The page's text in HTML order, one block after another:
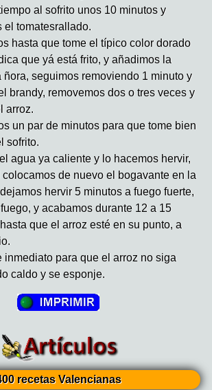
al sofrito unos 10 minutos y
el tomatesrallado.
hasta que tome el típico color dorado
que yá está frito, y añadimos la
ñora, seguimos removiendo 1 minuto y
brandy, removemos dos o tres veces y
arroz.
un par de minutos para que tome bien
sofrito.
agua ya caliente y lo hacemos hervir,
colocamos de nuevo el bogavante en la
hervir 5 minutos a fuego fuerte,
y acabamos durante 12 a 15
que el arroz esté en su punto, a
inmediato para que el arroz no siga
caldo y se esponje.
recetas Valencianas